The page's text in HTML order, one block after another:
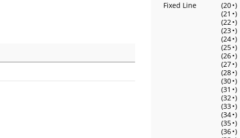
Fixed Line
(20•)
(21 •)
(22•)
(23•)
(24•)
(25•)
(26•)
(27•)
(28•)
(30•)
(31 •)
(32•)
(33•)
(34•)
(35•)
(36•)